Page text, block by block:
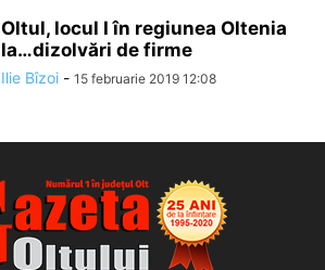
Oltul, locul I în regiunea Oltenia
la…dizolvări de firme
Ilie Bîzoi - 15 februarie 2019 12:08